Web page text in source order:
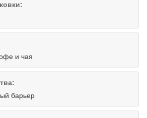
и чая
барьер